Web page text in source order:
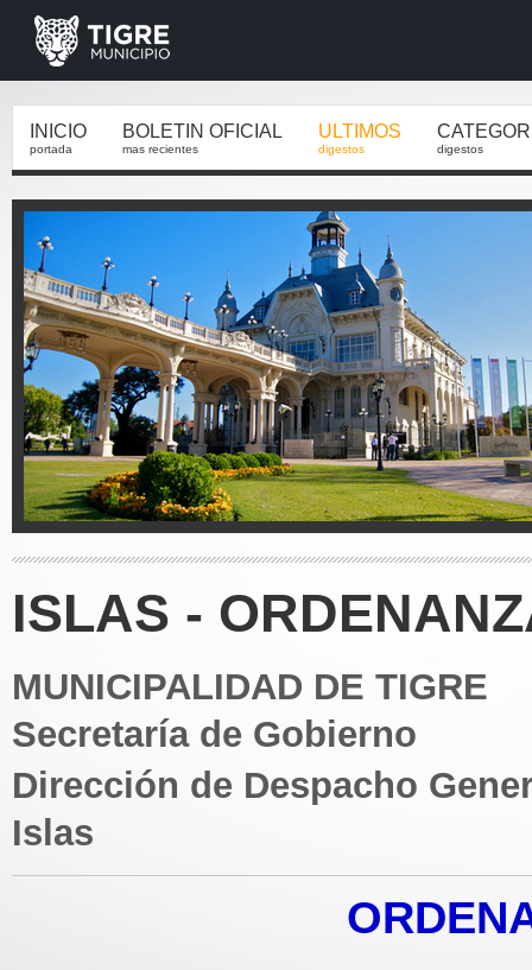
INICIO
portada
BOLETIN OFICIAL
mas recientes
ULTIMOS
digestos digestos
ISLAS -
MUNICIPALIDAD DE TIGRE
Secretaría de Gobierno
Dirección de Despacho
Islas